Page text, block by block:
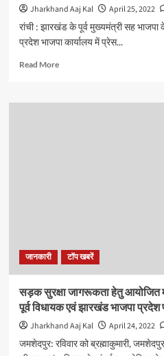
Jharkhand Aaj Kal April 25, 2022
रांची : झारखंड के पूर्व मुख्यमंत्री सह भाजपा
प्रदेश भाजपा कार्यालय में प्रेस...
Read MoreRead
पहले
नाम
भूमि
का
आवंटन:
रघुवर
दास,
जानकारी टॉप खबरें
सड़क सुरक्षा जागरूकता हेतु आयोजित
पूर्व विधायक एवं झारखंड भाजपा
Jharkhand Aaj Kal April 24, 2022
जमशेदपुर: रविवार को ब्रह्माकुमारी,